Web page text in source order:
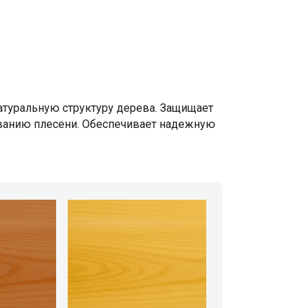
структуру дерева. Защищает
плесени. Обеспечивает надежную